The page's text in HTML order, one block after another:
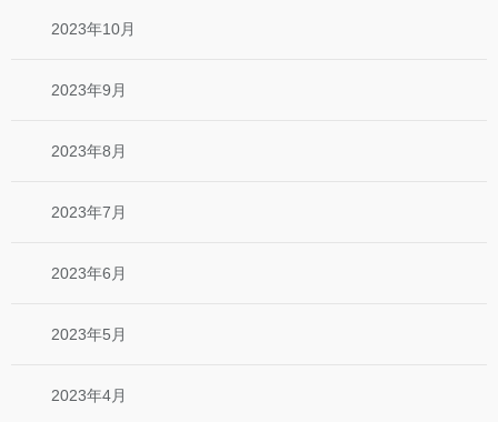
2023年10月
2023年9月
2023年8月
2023年7月
2023年6月
2023年5月
2023年4月